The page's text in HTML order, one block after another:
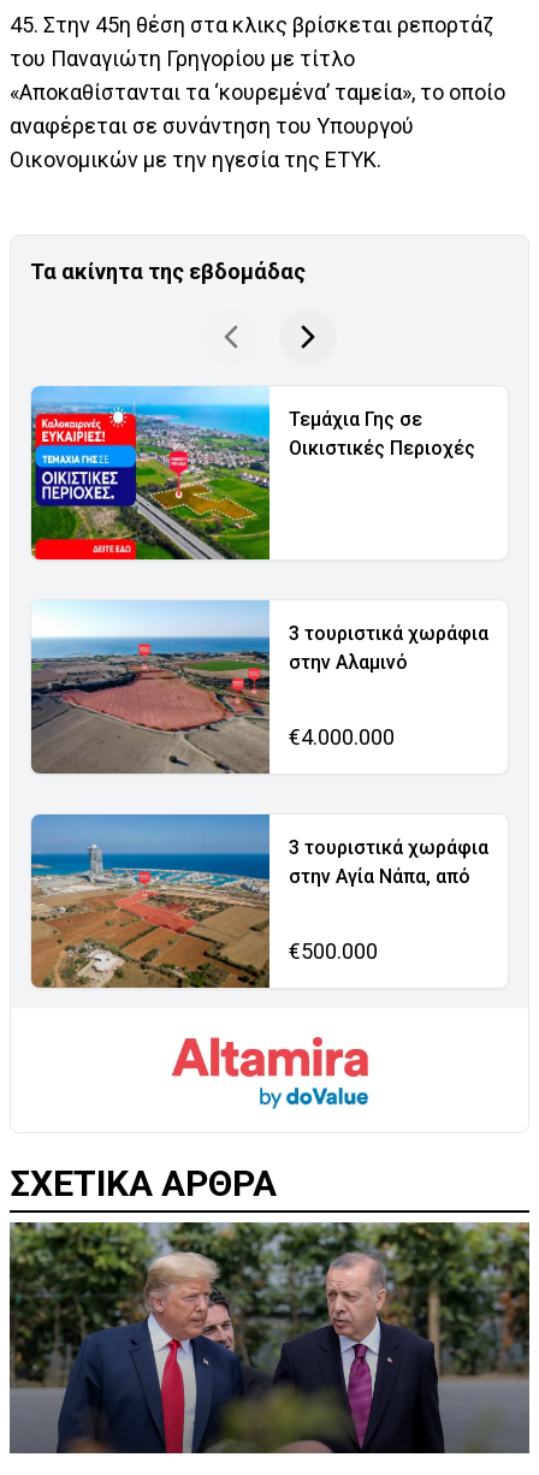
45. Στην 45η θέση στα κλικς βρίσκεται ρεπορτάζ
του Παναγιώτη Γρηγορίου με τίτλο
«Αποκαθίστανται τα ‘κουρεμένα’ ταμεία», το οποίο
αναφέρεται σε συνάντηση του Υπουργού
Οικονομικών με την ηγεσία της ΕΤΥΚ.
Τα ακίνητα της εβδομάδας
Τεμάχια Γης σε
Οικιστικές Περιοχές
3 τουριστικά χωράφια
στην Αλαμινό
€4.000.000
3 τουριστικά χωράφια
στην Αγία Νάπα, από
€500.000
ΣΧΕΤΙΚΑ ΑΡΘΡΑ